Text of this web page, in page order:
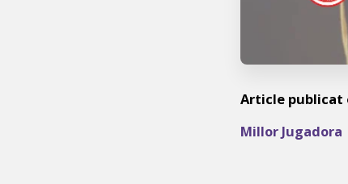
Article publicat
Millor Jugadora